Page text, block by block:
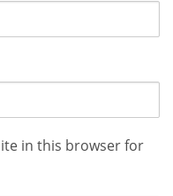
in this browser for